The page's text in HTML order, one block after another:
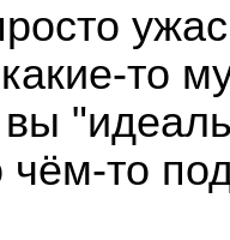
то
чём-то